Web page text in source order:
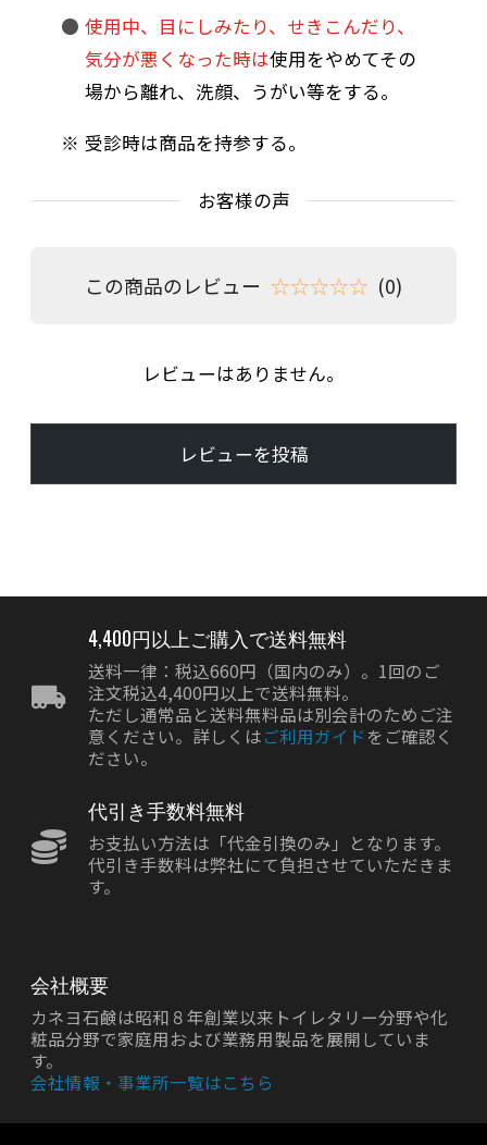
使用中、目にしみたり、せきこんだり、
気分が悪くなった時は使用をやめてその
場から離れ、洗顔、うがい等をする。
受診時は商品を持参する。
お客様の声
この商品のレビュー ☆☆☆☆☆ (0)
レビューはありません。
レビューを投稿
4,400円以上ご購入で送料無料
送料一律：税込660円（国内のみ）。1回のご
注文税込4,400円以上で送料無料。
ただし通常品と送料無料品は別会計のためご注
意ください。詳しくはご利用ガイド をご確認く
ださい。
代引き手数料無料
お支払い方法は「代金引換のみ」となります。
代引き手数料は弊社にて負担させていただきま
す。
会社概要
カネヨ石鹸は昭和８年創業以来トイレタリー分野や化
粧品分野で家庭用および業務用製品を展開していま
す。
会社情報・事業所一覧はこちら